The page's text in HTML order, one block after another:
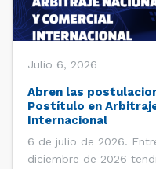
Julio 6, 2026
Abren las
Postítulo en
Internacional
6 de julio de 2026.
diciembre de 2026